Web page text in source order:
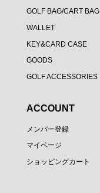
GOLF BAG/CART BAG
WALLET
KEY&CARD CASE
GOODS
GOLF ACCESSORIES
ACCOUNT
メンバー登録
マイページ
ショッピングカート